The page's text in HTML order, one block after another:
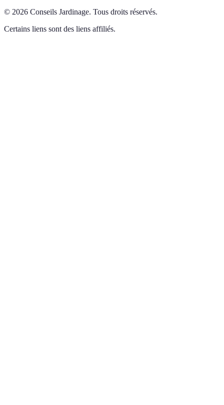
© 2026 Conseils Jardinage. Tous droits réservés.
Certains liens sont des liens affiliés.